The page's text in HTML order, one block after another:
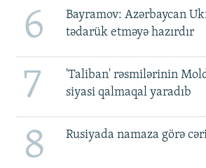
6
Bayramov: Azərbaycan
tədarük etməyə hazırdır
7
'Taliban' rəsmilərinin
siyasi qalmaqal yaradıb
8 Rusiyada namaza görə